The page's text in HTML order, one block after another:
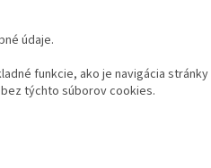
údaje.
funkcie, ako je navigácia stránky
týchto súborov cookies.